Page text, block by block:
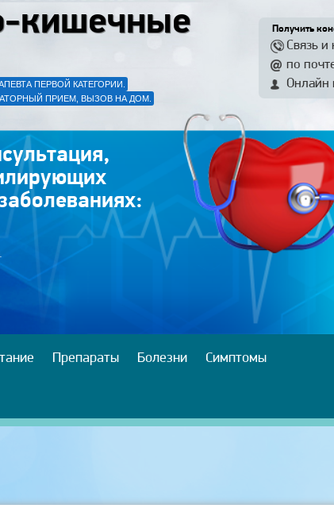
кишечные
ПЕРВОЙ КАТЕГОРИИ.
ПРИЕМ, ВЫЗОВ НА ДОМ.
Получить
Связь и
по
Онлайн
Препараты Болезни
Симптомы